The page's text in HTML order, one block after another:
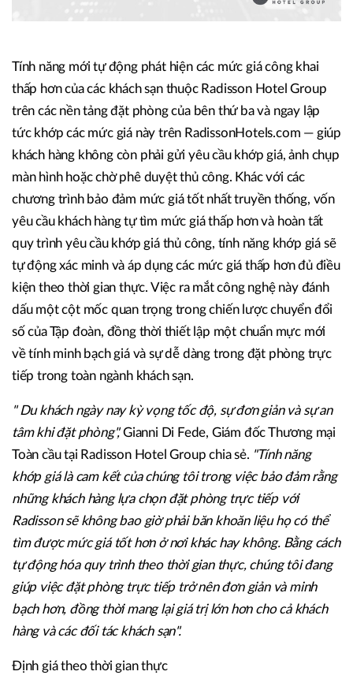
Tính năng mới tự động phát hiện các mức giá công khai
thấp hơn của các khách sạn thuộc Radisson Hotel Group
trên các nền tảng đặt phòng của bên thứ ba và ngay lập
tức khớp các mức giá này trên RadissonHotels.com — giúp
khách hàng không còn phải gửi yêu cầu khớp giá, ảnh chụp
màn hình hoặc chờ phê duyệt thủ công. Khác với các
chương trình bảo đảm mức giá tốt nhất truyền thống, vốn
yêu cầu khách hàng tự tìm mức giá thấp hơn và hoàn tất
quy trình yêu cầu khớp giá thủ công, tính năng khớp giá sẽ
tự động xác minh và áp dụng các mức giá thấp hơn đủ điều
kiện theo thời gian thực. Việc ra mắt công nghệ này đánh
dấu một cột mốc quan trọng trong chiến lược chuyển đổi
số của Tập đoàn, đồng thời thiết lập một chuẩn mực mới
về tính minh bạch giá và sự dễ dàng trong đặt phòng trực
tiếp trong toàn ngành khách sạn.
" Du khách ngày nay kỳ vọng tốc độ, sự đơn giản và sự an
tâm khi đặt phòng",Gianni Di Fede, Giám đốc Thương mại
Toàn cầu tại Radisson Hotel Group chia sẻ. "Tính năng
khớp giá là cam kết của chúng tôi trong việc bảo đảm rằng
những khách hàng lựa chọn đặt phòng trực tiếp với
Radisson sẽ không bao giờ phải băn khoăn liệu họ có thể
tìm được mức giá tốt hơn ở nơi khác hay không. Bằng cách
tự động hóa quy trình theo thời gian thực, chúng tôi đang
giúp việc đặt phòng trực tiếp trở nên đơn giản và minh
bạch hơn, đồng thời mang lại giá trị lớn hơn cho cả khách
hàng và các đối tác khách sạn".
Định giá theo thời gian thực